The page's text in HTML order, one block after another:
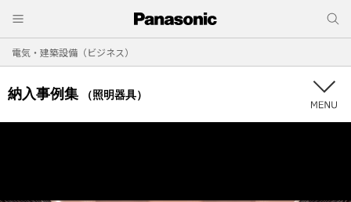
電気・建築設備（ビジネス）
納入事例集 （照明器具）